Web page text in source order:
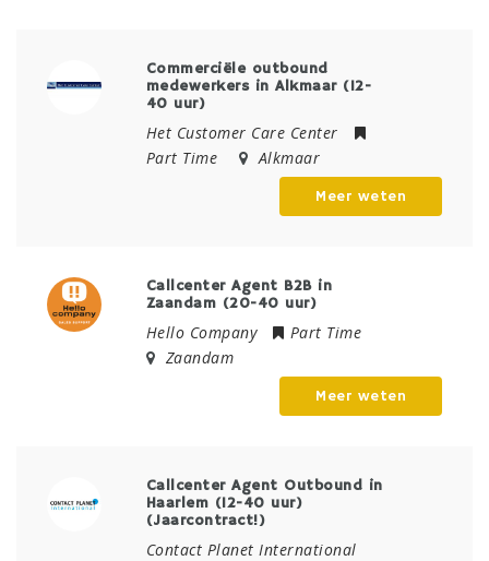
Commerciële outbound
medewerkers in Alkmaar (12-
40 uur)
Het Customer Care Center
Part Time
Alkmaar
Meer weten
Callcenter Agent B2B in
Zaandam (20-40 uur)
Hello Company
Part Time
Zaandam
Meer weten
Callcenter Agent Outbound in
Haarlem (12-40 uur)
(Jaarcontract!)
Contact Planet International